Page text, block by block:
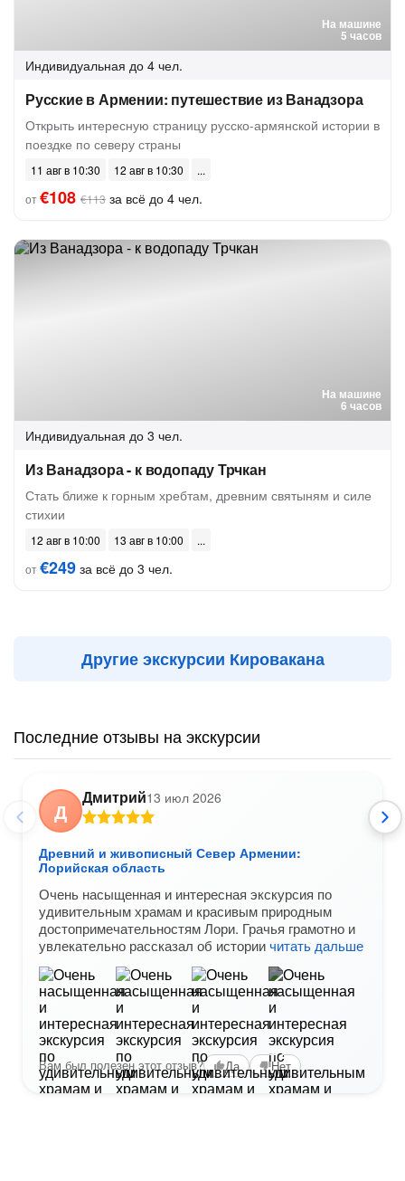
На машине
5 часов
Индивидуальная до 4 чел.
Русские в Армении: путешествие из Ванадзора
Открыть интересную страницу русско-армянской истории в
поездке по северу страны
11 авг в 10:30
12 авг в 10:30
от€108 €113 за всё до 4 чел.
На машине
6 часов
Индивидуальная до 3 чел.
Из Ванадзора - к водопаду Трчкан
Стать ближе к горным хребтам, древним святыням и силе
стихии
12 авг в 10:00
13 авг в 10:00
от€249 за всё до 3 чел.
Другие экскурсии Кировакана
Последние отзывы на экскурсии
Д
Дмитрий13 июл 2026
Древний и живописный Север Армении:
Лорийская область
Очень насыщенная и интересная экскурсия по
удивительным храмам и красивым природным
достопримечательностям Лори. Грачья грамотно и
увлекательно рассказал об историичитать дальше
+2
Вам был полезен этот отзыв? Да Нет